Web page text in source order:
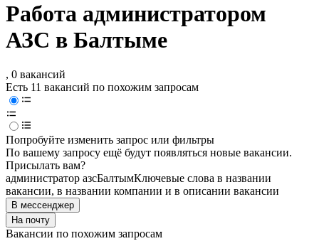
Работа администратором
АЗС в Балтыме
, 0 вакансий
Есть 11 вакансий по похожим запросам
Попробуйте изменить запрос или фильтры
По вашему запросу ещё будут появляться новые вакансии.
Присылать вам?
администратор азсБалтымКлючевые слова в названии
вакансии, в названии компании и в описании вакансии
В мессенджер
На почту
Вакансии по похожим запросам